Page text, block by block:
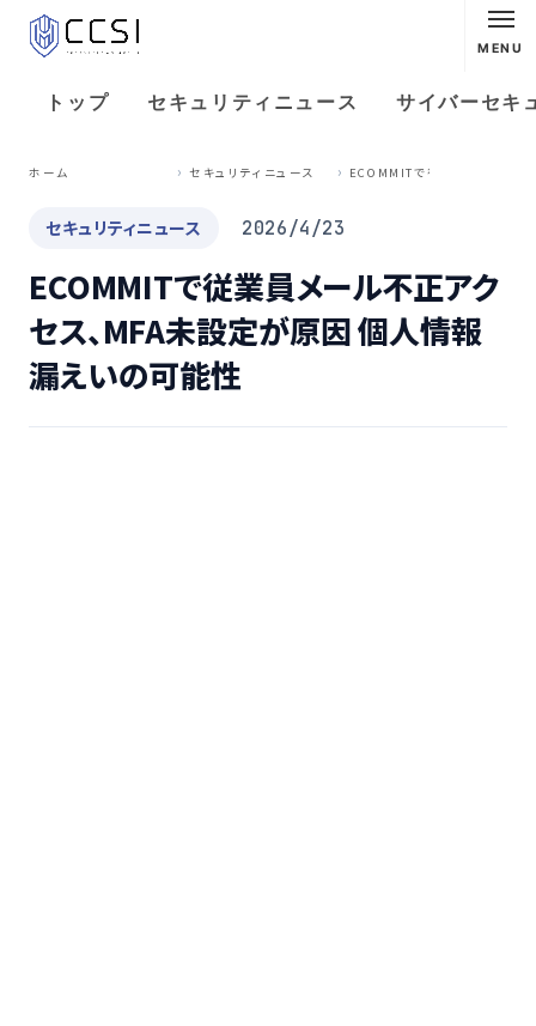
MENU
トップ セキュリティニュース サイバーセキ
ホーム セキュリティニュース
セキュリティニュース 2026/4/23
ECOMMITで従業員メール不正アク
セス、MFA未設定が原因 個人情報
漏えいの可能性